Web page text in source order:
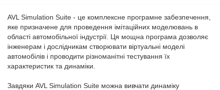
AVL Simulation Suite - це комплексне програмне забезпечення,
яке призначене для проведення імітаційних моделювань в
області автомобільної індустрії. Ця мощна програма дозволяє
інженерам і дослідникам створювати віртуальні моделі
автомобілів і проводити різноманітні тестування їх
характеристик та динаміки.
Завдяки AVL Simulation Suite можна вивчати динаміку